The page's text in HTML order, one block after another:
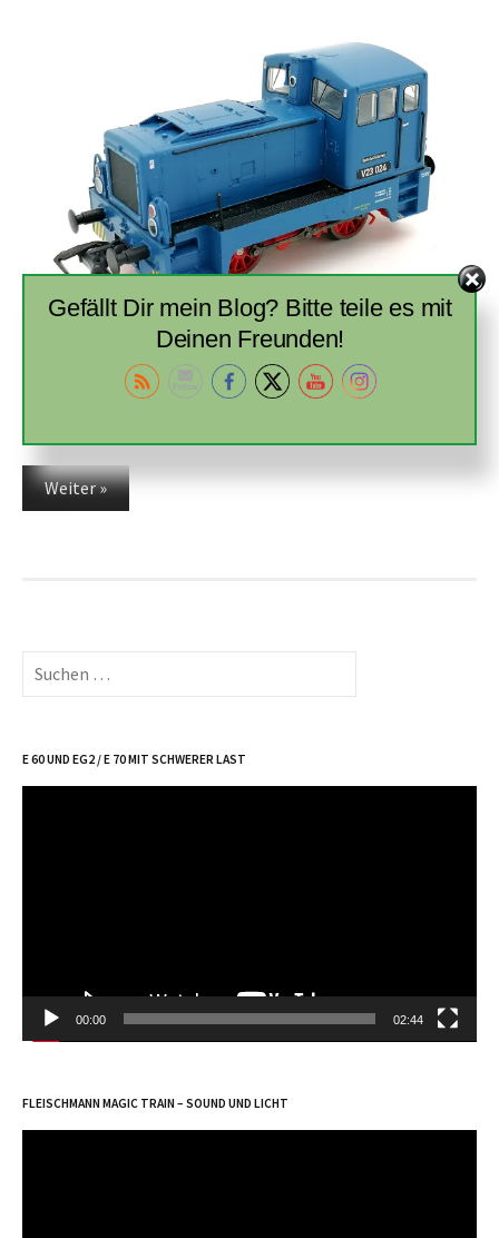
PIKO V23 024 – #52543
WEITERLESEN →
Seitennummerierung
der
Weiter »
Suche
nach:
E 60 UND EG2 / E 70 MIT SCHWERER LAST
00:00 02:44
FLEISCHMANN MAGIC TRAIN – SOUND UND LICHT
Gefällt Dir mein Blog? Bitte teile es mit
Deinen Freunden!